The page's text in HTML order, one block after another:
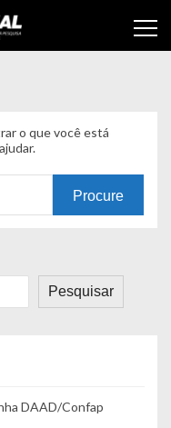
o que você está
Pesquisar
DAAD/Confap